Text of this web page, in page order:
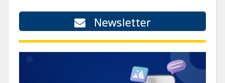
Newsletter